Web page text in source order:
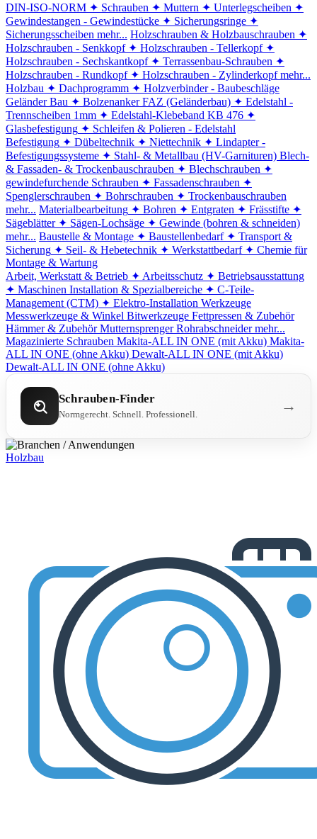
DIN-ISO-NORM ✦ Schrauben ✦ Muttern ✦ Unterlegscheiben ✦
Gewindestangen - Gewindestücke ✦ Sicherungsringe ✦
Sicherungsscheiben mehr... Holzschrauben & Holzbauschrauben ✦
Holzschrauben - Senkkopf ✦ Holzschrauben - Tellerkopf ✦
Holzschrauben - Sechskantkopf ✦ Terrassenbau-Schrauben ✦
Holzschrauben - Rundkopf ✦ Holzschrauben - Zylinderkopf mehr...
Holzbau ✦ Dachprogramm ✦ Holzverbinder - Baubeschläge
Geländer Bau ✦ Bolzenanker FAZ (Geländerbau) ✦ Edelstahl -
Trennscheiben 1mm ✦ Edelstahl-Klebeband KB 476 ✦
Glasbefestigung ✦ Schleifen & Polieren - Edelstahl
Befestigung ✦ Dübeltechnik ✦ Niettechnik ✦ Lindapter -
Befestigungssysteme ✦ Stahl- & Metallbau (HV-Garnituren) Blech-
& Fassaden- & Trockenbauschrauben ✦ Blechschrauben ✦
gewindefurchende Schrauben ✦ Fassadenschrauben ✦
Spenglerschrauben ✦ Bohrschrauben ✦ Trockenbauschrauben
mehr... Materialbearbeitung ✦ Bohren ✦ Entgraten ✦ Frässtifte ✦
Sägeblätter ✦ Sägen-Lochsäge ✦ Gewinde (bohren & schneiden)
mehr... Baustelle & Montage ✦ Baustellenbedarf ✦ Transport &
Sicherung ✦ Seil- & Hebetechnik ✦ Werkstattbedarf ✦ Chemie für
Montage & Wartung
Arbeit, Werkstatt & Betrieb ✦ Arbeitsschutz ✦ Betriebsausstattung
✦ Maschinen Installation & Spezialbereiche ✦ C-Teile-
Management (CTM) ✦ Elektro-Installation Werkzeuge
Messwerkzeuge & Winkel Bitwerkzeuge Fettpressen & Zubehör
Hämmer & Zubehör Mutternsprenger Rohrabschneider mehr...
Magazinierte Schrauben Makita-ALL IN ONE (mit Akku) Makita-
ALL IN ONE (ohne Akku) Dewalt-ALL IN ONE (mit Akku)
Dewalt-ALL IN ONE (ohne Akku)
Schrauben-Finder
Normgerecht. Schnell. Professionell. →
Holzbau